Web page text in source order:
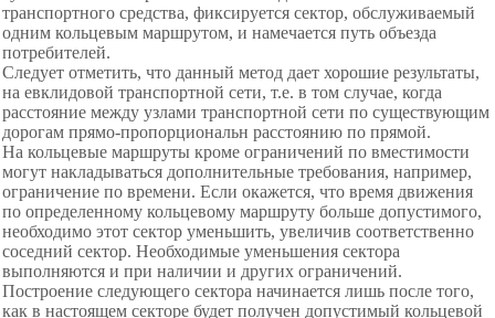
транспортного средства, фиксируется сектор, обслуживаемый
одним кольцевым маршрутом, и намечается путь объезда
потребителей.
Следует отметить, что данный метод дает хорошие результаты,
на евклидовой транспортной сети, т.е. в том случае, когда
расстояние между узлами транспортной сети по существующим
дорогам прямо-пропорциональн расстоянию по прямой.
На кольцевые маршруты кроме ограничений по вместимости
могут накладываться дополнительные требования, например,
ограничение по времени. Если окажется, что время движения
по определенному кольцевому маршруту больше допустимого,
необходимо этот сектор уменьшить, увеличив соответственно
соседний сектор. Необходимые уменьшения сектора
выполняются и при наличии и других ограничений.
Построение следующего сектора начинается лишь после того,
как в настоящем секторе будет получен допустимый кольцевой